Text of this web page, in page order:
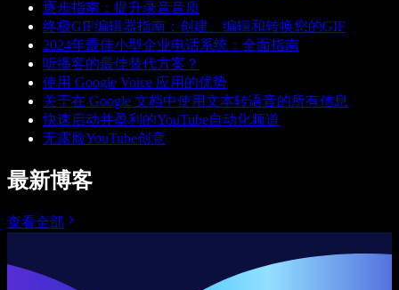
逐步指南：提升录音音质
终极GIF编辑器指南：创建、编辑和转换您的GIF
2024年最佳小型企业电话系统：全面指南
听播客的最佳替代方案？
使用 Google Voice 应用的优势
关于在 Google 文档中使用文本转语音的所有信息
快速启动并盈利的YouTube自动化频道
无露脸YouTube创意
最新博客
查看全部